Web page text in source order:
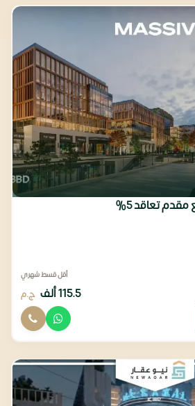
أقل قسط شهري
115.5 ألف ج.م